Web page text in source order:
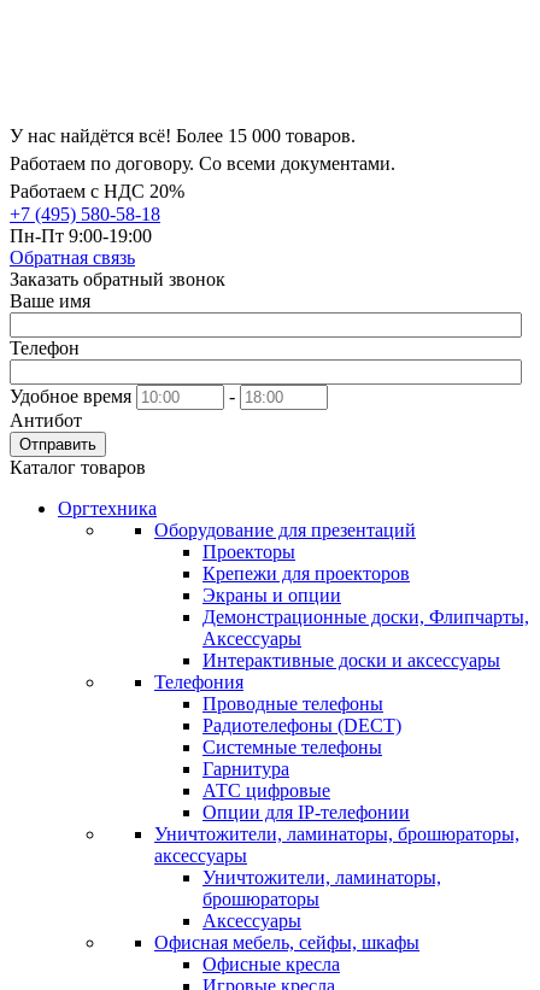
У нас найдётся всё! Более 15 000 товаров.
Работаем по договору. Со всеми документами.
Работаем с НДС 20%
+7 (495) 580-58-18
Пн-Пт 9:00-19:00
Обратная связь
Заказать обратный звонок
Ваше имя
Телефон
Удобное время
-
Антибот
Отправить
Каталог товаров
Оргтехника
Оборудование для презентаций
Проекторы
Крепежи для проекторов
Экраны и опции
Демонстрационные доски, Флипчарты,
Аксессуары
Интерактивные доски и аксессуары
Телефония
Проводные телефоны
Радиотелефоны (DECT)
Системные телефоны
Гарнитура
АТС цифровые
Опции для IP-телефонии
Уничтожители, ламинаторы, брошюраторы,
аксессуары
Уничтожители, ламинаторы,
брошюраторы
Аксессуары
Офисная мебель, сейфы, шкафы
Офисные кресла
Игровые кресла